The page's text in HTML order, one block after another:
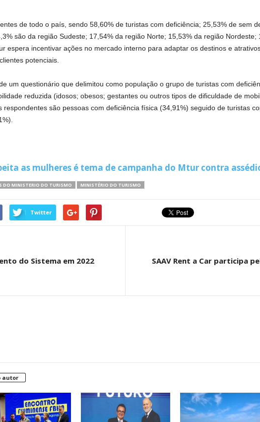
de todo o país, sendo 58,60% de turistas com deficiência; 25,53% de sem
são da região Sudeste; 17,54% da região Norte; 15,53% da região Nordeste;
espera incentivar ações no mercado interno para adaptar os destinos e
potenciais.
um questionário que delimitou como população o grupo de turistas com
reduzida (idosos; obesos; gestantes ou outros tipos de dificuldade de
respondentes são pessoas com deficiência física (34,91%) seguido de turistas
as mulheres é tema de campanha do Mtur contra
DO MINISTERIO DO TURISMO MINISTÉRIO DO TURISMO
Twitter
do Sistema em 2022
SAAV Rent a Car participa
autor